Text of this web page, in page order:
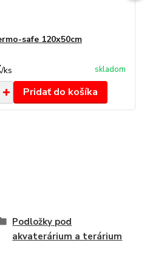
safe 120x50cm
/ks skladom
Pridať do košíka
Podložky pod
akvaterárium a terárium